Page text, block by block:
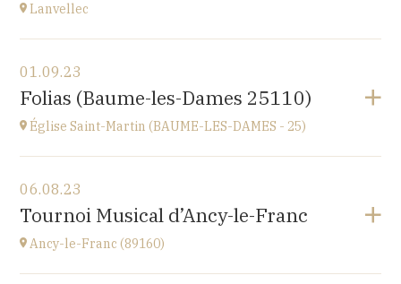
Lanvellec
Lanvellec
à 15H
Accéder au site
01.09.23
Folias (Baume-les-Dames 25110)
Église Saint-Martin (BAUME-LES-DAMES - 25)
église Saint-Martin,
place St Martin, 25110 Baume-les-Dames
à 20H00
06.08.23
Tournoi Musical d’Ancy-le-Franc
Ancy-le-Franc (89160)